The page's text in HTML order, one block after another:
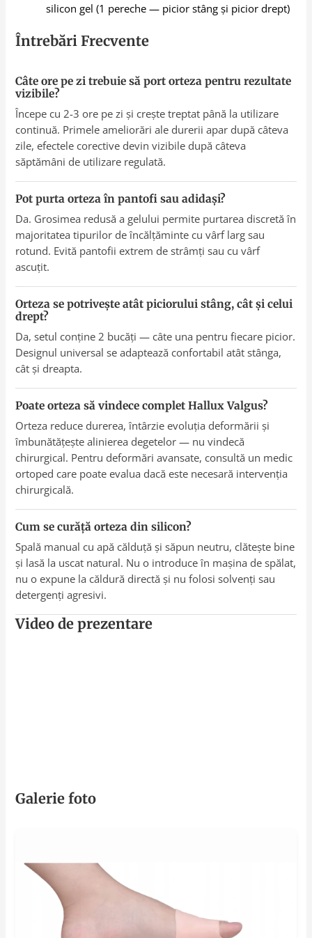
silicon gel (1 pereche — picior stâng și picior drept)
Întrebări Frecvente
Câte ore pe zi trebuie să port orteza pentru rezultate
vizibile?
Începe cu 2-3 ore pe zi și crește treptat până la utilizare
continuă. Primele ameliorări ale durerii apar după câteva
zile, efectele corective devin vizibile după câteva
săptămâni de utilizare regulată.
Pot purta orteza în pantofi sau adidași?
Da. Grosimea redusă a gelului permite purtarea discretă în
majoritatea tipurilor de încălțăminte cu vârf larg sau
rotund. Evită pantofii extrem de strâmți sau cu vârf
ascuțit.
Orteza se potrivește atât piciorului stâng, cât și celui
drept?
Da, setul conține 2 bucăți — câte una pentru fiecare picior.
Designul universal se adaptează confortabil atât stânga,
cât și dreapta.
Poate orteza să vindece complet Hallux Valgus?
Orteza reduce durerea, întârzie evoluția deformării și
îmbunătățește alinierea degetelor — nu vindecă
chirurgical. Pentru deformări avansate, consultă un medic
ortoped care poate evalua dacă este necesară intervenția
chirurgicală.
Cum se curăță orteza din silicon?
Spală manual cu apă călduță și săpun neutru, clătește bine
și lasă la uscat natural. Nu o introduce în mașina de spălat,
nu o expune la căldură directă și nu folosi solvenți sau
detergenți agresivi.
Video de prezentare
Galerie foto